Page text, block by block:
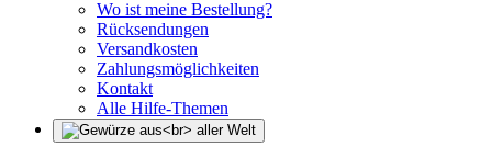
Wo ist meine Bestellung?
Rücksendungen
Versandkosten
Zahlungsmöglichkeiten
Kontakt
Alle Hilfe-Themen